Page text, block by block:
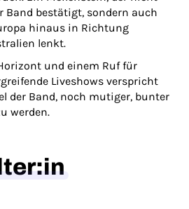
Band bestätigt, sondern auch
hinaus in Richtung
lenkt.
und einem Ruf für
Liveshows verspricht
der Band, noch mutiger, bunter
werden.